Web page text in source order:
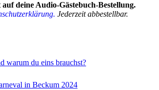
deine Audio-Gästebuch-Bestellung.
Jederzeit abbestellbar.
warum du eins brauchst?
in Beckum 2024